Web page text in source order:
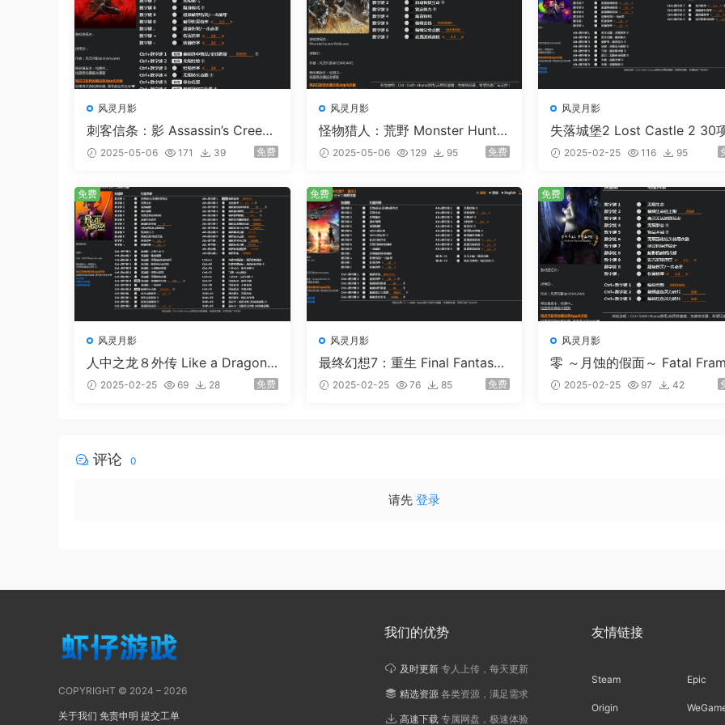
风灵月影
刺客信条：影 Assassin’s Creed
Shadows 20项修改器
2025-05-06 171 39 免费
风灵月影
怪物猎人：荒野 Monster Hunter
Wilds 7项修改器
2025-05-06 129 95 免费
风灵月影
失落城堡2 Lost Castle 2 30
修改器
2025-02-25 116 95
风灵月影
人中之龙８外传 Like a Dragon:
Pirate Yakuza in Hawaii 52项修
改器
2025-02-25 69 28 免费
免费
风灵月影
最终幻想7：重生 Final Fantasy
VII Rebirth 58项修改器
2025-02-25 76 85 免费
免费
风灵月影
零 ～月蚀的假面～ Fatal
/ Project Zero: Mask of the
ar Eclipse 14项修改器
2025-02-25 97 42
免费
评论 0
请先 登录
COPYRIGHT © 2024 – 2026
关于我们 免责申明 提交工单
我们的优势
及时更新专人上传，每天更新
精选资源各类资源，满足需求
高速下载专属网盘，极速体验
友情链接
Steam Epic
Origin